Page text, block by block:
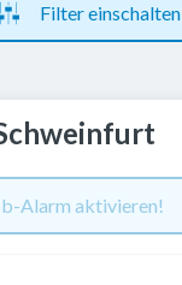
Filter einschalten
Alarm aktivieren!